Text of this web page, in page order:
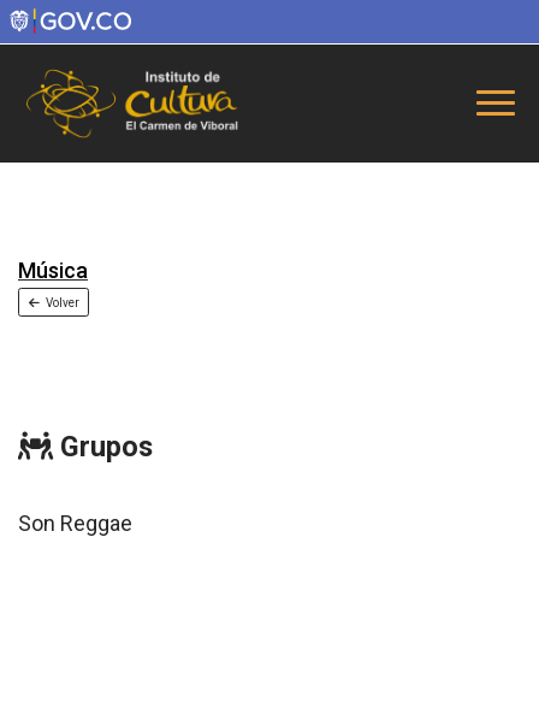
Música
Volver
Grupos
Son Reggae